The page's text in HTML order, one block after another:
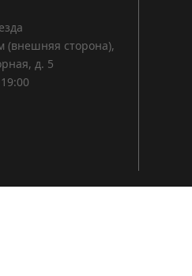
(внешняя сторона),
д. 5